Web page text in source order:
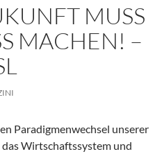
MUSS
MACHEN! – R
Paradigmenwechsel unserer
Wirtschaftssystem und